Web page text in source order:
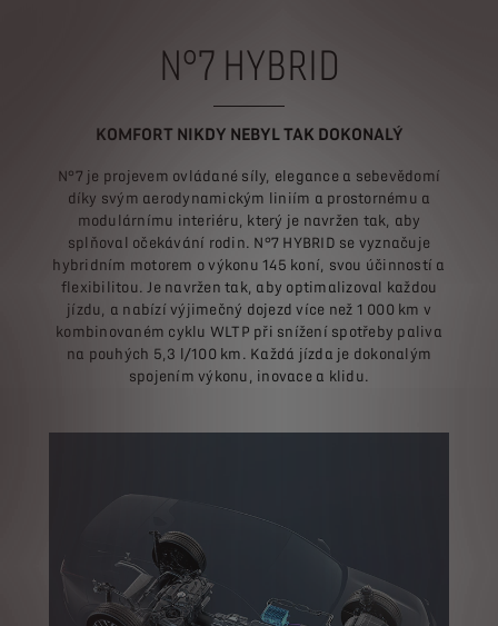
N°7 HYBRID
KOMFORT NIKDY NEBYL TAK DOKONALÝ
N°7 je projevem ovládané síly, elegance a sebevědomí
díky svým aerodynamickým liniím a prostornému a
modulárnímu interiéru, který je navržen tak, aby
splňoval očekávání rodin. N°7 HYBRID se vyznačuje
hybridním motorem o výkonu 145 koní, svou účinností a
flexibilitou. Je navržen tak, aby optimalizoval každou
jízdu, a nabízí výjimečný dojezd více než 1 000 km v
kombinovaném cyklu WLTP při snížení spotřeby paliva
na pouhých 5,3 l/100 km. Každá jízda je dokonalým
spojením výkonu, inovace a klidu.